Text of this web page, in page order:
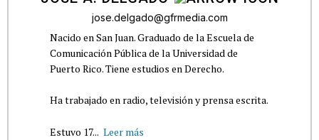
jose.delgado@gfrmedia.com
Nacido en San Juan. Graduado de la Escuela de
Comunicación Pública de la Universidad de
Puerto Rico. Tiene estudios en Derecho.
Ha trabajado en radio, televisión y prensa escrita.
Estuvo 17... Leer más